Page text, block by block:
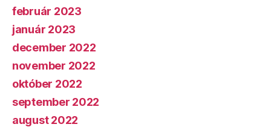
február 2023
január 2023
december 2022
november 2022
október 2022
september 2022
august 2022